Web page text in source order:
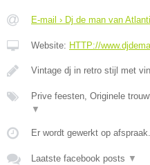
E-mail › Dj de man van
Website: HTTP://
Vintage dj in retro stijl met
Prive feesten, Originele
▼
Er wordt gewerkt op afspraak.
Laatste facebook posts ▼